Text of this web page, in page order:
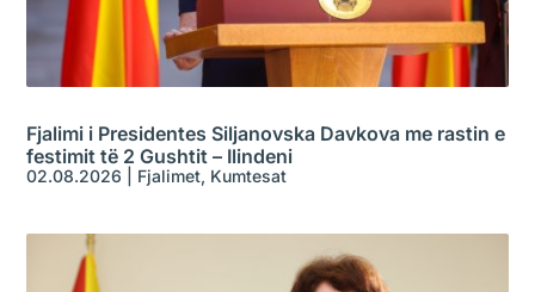
Fjalimi i Presidentes Siljanovska Davkova me rastin e
festimit të 2 Gushtit – Ilindeni
02.08.2026 Fjalimet, Kumtesat